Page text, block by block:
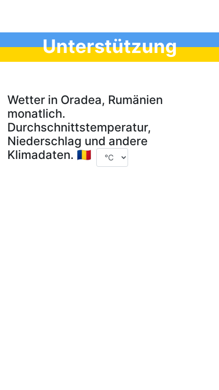
Unterstützung
Wetter in Oradea, Rumänien
monatlich.
Durchschnittstemperatur,
Niederschlag und andere
Klimadaten. 🇷🇴